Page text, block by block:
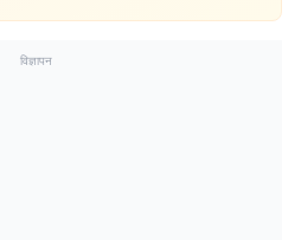
विज्ञापन